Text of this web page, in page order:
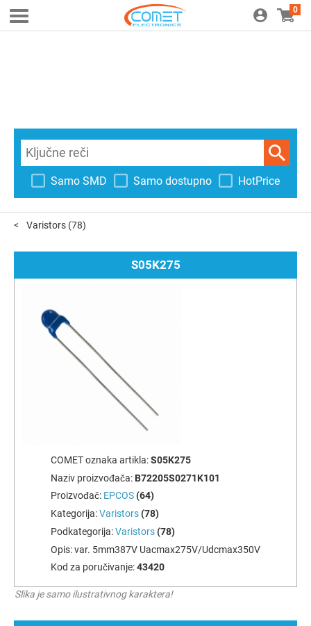
0
Samo SMD Samo dostupno HotPrice
Varistors (78)
S05K275
COMET oznaka artikla:S05K275
Naziv proizvođača: B72205S0271K101
Proizvođač: EPCOS(64)
Kategorija:Varistors(78)
Podkategorija:Varistors(78)
Opis:var. 5mm387V Uacmax275V/Udcmax350V
Kod za poručivanje:43420
Slika je samo ilustrativnog karaktera!